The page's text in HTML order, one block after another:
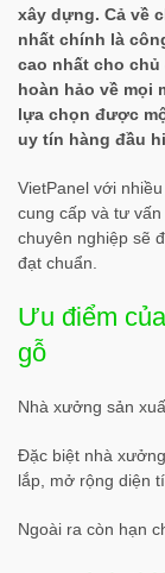
xây dựng. Cả về
nhất chính là
cao nhất cho
hoàn hảo về mọi
lựa chọn được
uy tín hàng đầu
VietPanel với
cung cấp và tư
chuyên nghiệp sẽ
đạt chuẩn.
Ưu điểm
gỗ
Nhà xưởng sản
Đặc biệt nhà
lắp, mở rộng diện
Ngoài ra còn hạn